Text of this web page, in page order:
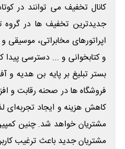
کانال تخفیف می توانند در
جدیدترین تخفیف ها در گروه
اپراتورهای مخابراتی،
و کتابخوانی و ... دسترسی پیدا
بستر تبلیغ بر پایه بن هدیه و
فروشگاه ها در صحنه رقابت و
کاهش هزینه و ایجاد
مشتریان خواهد شد. چنین
مشتریان جدید باعث ترغیب